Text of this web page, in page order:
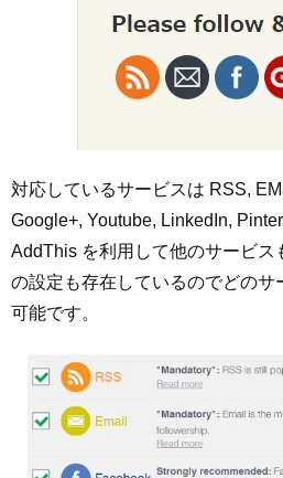
対応しているサービスは RSS,
Google+, Youtube, LinkedIn,
AddThis を利用して他のサービス
の設定も存在しているのでどのサ
可能です。